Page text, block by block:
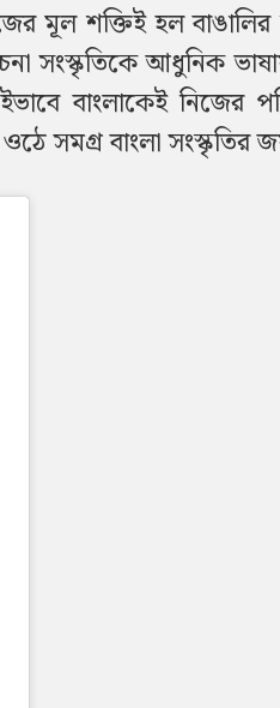
মূল শক্তিই হল
সংস্কৃতিকে আধুনিক
বাংলাকেই নিজের
সমগ্র বাংলা সংস্কৃতির